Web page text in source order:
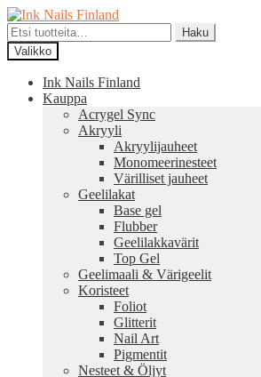
Siirry
navigointiin
Siirry
sisältöön
Etsi:
Haku
Valikko
Ink Nails Finland
Kauppa
Acrygel Sync
Akryyli
Akryylijauheet
Monomeerinesteet
Värilliset jauheet
Geelilakat
Base gel
Flubber
Geelilakkavärit
Top Gel
Geelimaali & Värigeelit
Koristeet
Foliot
Glitterit
Nail Art
Pigmentit
Nesteet & Öljyt